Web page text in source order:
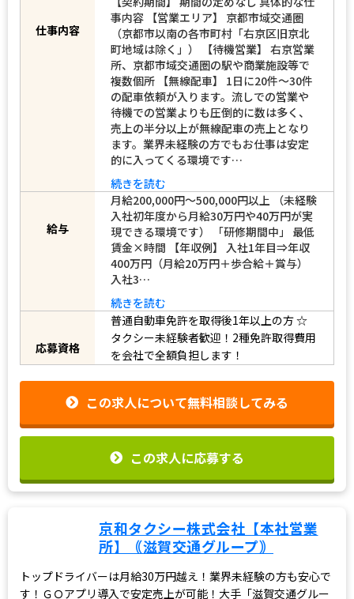
【契約期間】 期間の定めなし 具体的な仕
事内容 【営業エリア】 京都市域交通圏
（京都市以南の各市町村「右京区旧京北
町地域は除く」） 【待機営業】 右京営業
所、京都市域交通圏の駅や商業施設等で
複数個所 【無線配車】 1日に20件～30件
の配車依頼が入ります。流しでの営業や
待機での営業よりも圧倒的に数は多く、
売上の半分以上が無線配車の売上となり
ます。業界未経験の方でもお仕事は安定
的に入ってくる環境です…
続きを読む
月給200,000円～500,000円以上 （未経験
入社初年度から月給30万円や40万円が実
現できる環境です） 「研修期間中」 最低
賃金×時間 【年収例】 入社1年目⇒年収
400万円（月給20万円＋歩合給＋賞与）
入社3…
続きを読む
応募資格
普通自動車免許を取得後1年以上の方☆
タクシー未経験者歓迎！2種免許取得費用
を会社で全額負担します！
京和タクシー株式会社【本社営業
トップドライバーは月給30万円越え！業界未経験の方も安心で